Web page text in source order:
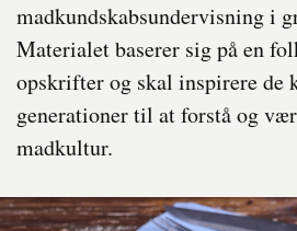
madkundskabsundervisning i
Materialet baserer sig på en
opskrifter og skal inspirere de
generationer til at forstå og
madkultur.